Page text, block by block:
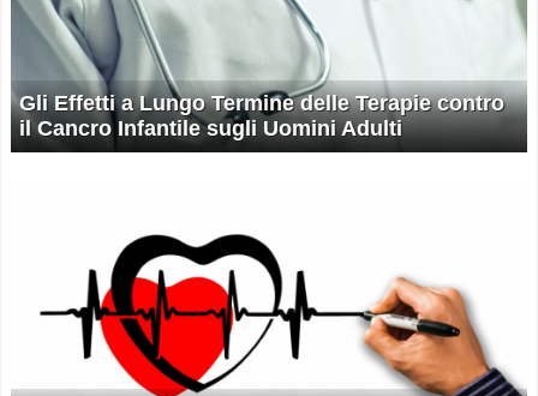
Gli Effetti a Lungo Termine delle Terapie contro
il Cancro Infantile sugli Uomini Adulti